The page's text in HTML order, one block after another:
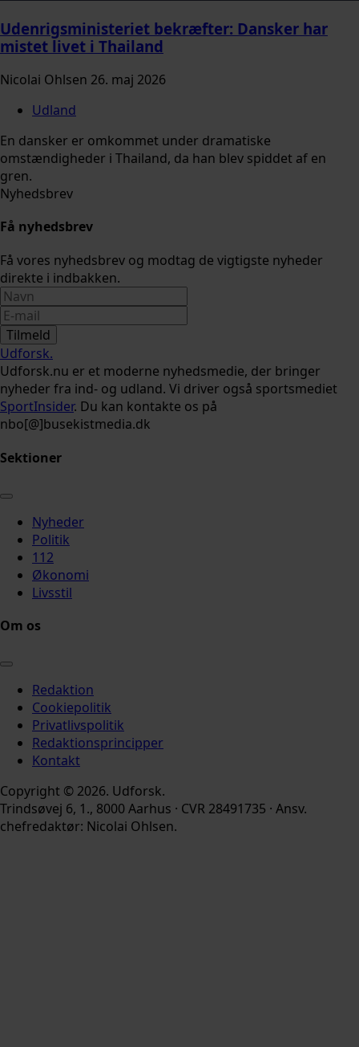
Udenrigsministeriet bekræfter: Dansker har
mistet livet i Thailand
Nicolai Ohlsen 26. maj 2026
Udland
En dansker er omkommet under dramatiske
omstændigheder i Thailand, da han blev spiddet af en
gren.
Nyhedsbrev
Få nyhedsbrev
Få vores nyhedsbrev og modtag de vigtigste nyheder
direkte i indbakken.
Tilmeld
Udforsk.
Udforsk.nu er et moderne nyhedsmedie, der bringer
nyheder fra ind- og udland. Vi driver også sportsmediet
SportInsider. Du kan kontakte os på
nbo[@]busekistmedia.dk
Sektioner
Nyheder
Politik
112
Økonomi
Livsstil
Om os
Redaktion
Cookiepolitik
Privatlivspolitik
Redaktionsprincipper
Kontakt
Copyright © 2026. Udforsk.
Trindsøvej 6, 1., 8000 Aarhus · CVR 28491735 · Ansv.
chefredaktør: Nicolai Ohlsen.